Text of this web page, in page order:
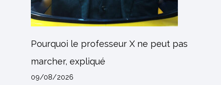
Pourquoi le professeur X ne peut pas
marcher, expliqué
09/08/2026